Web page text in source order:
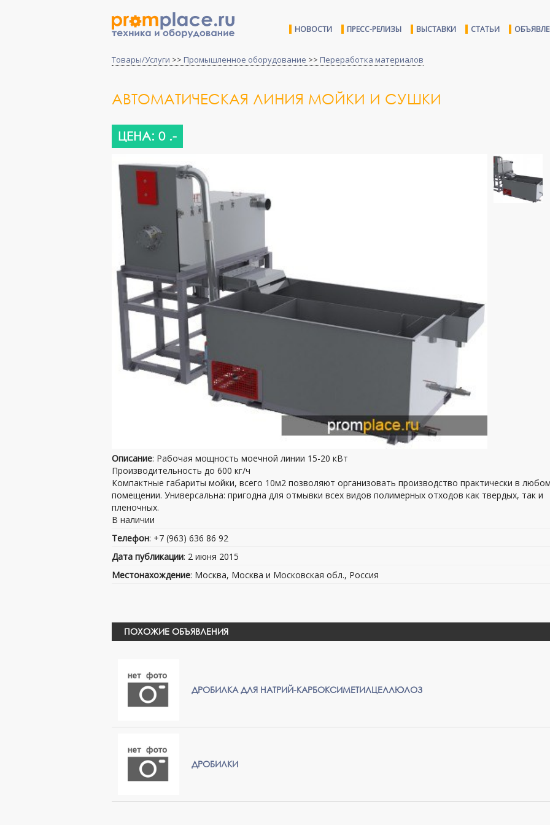
НОВОСТИ ПРЕСС-РЕЛИЗЫ ВЫСТАВКИ СТАТЬИ
Товары/Услуги >> Промышленное оборудование >> Переработка материалов
АВТОМАТИЧЕСКАЯ ЛИНИЯ МОЙКИ И СУШКИ
ЦЕНА: 0 .-
Описание: Рабочая мощность моечной линии 15-20 кВт
Производительность до 600 кг/ч
Компактные габариты мойки, всего 10м2 позволяют организовать производство практически в
помещении. Универсальна: пригодна для отмывки всех видов полимерных отходов как твердых, так и
пленочных.
В наличии
Телефон: +7 (963) 636 86 92
Дата публикации: 2 июня 2015
Местонахождение: Москва, Москва и Московская обл., Россия
ПОХОЖИЕ ОБЪЯВЛЕНИЯ
ДРОБИЛКА ДЛЯ НАТРИЙ-КАРБОКСИМЕТИЛЦЕЛЛЮЛОЗ
ДРОБИЛКИ